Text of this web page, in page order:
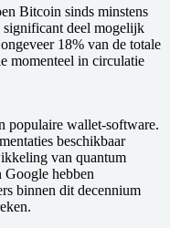
Bitcoin sinds minstens
deel mogelijk
18% van de totale
momenteel in circulatie
populaire wallet-software.
beschikbaar
van quantum
hebben
binnen dit decennium